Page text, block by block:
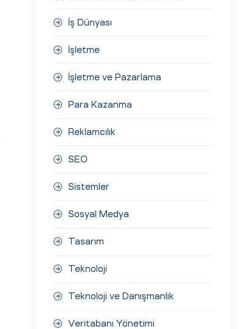
İş Dünyası
İşletme
İşletme ve Pazarlama
Para Kazanma
Reklamcılık
SEO
Sistemler
Sosyal Medya
Tasarım
Teknoloji
Teknoloji ve Danışmanlık
Veritabanı Yönetimi